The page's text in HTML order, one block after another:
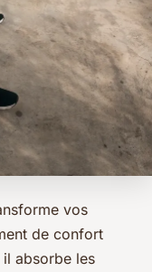
vos
de confort
il absorbe les